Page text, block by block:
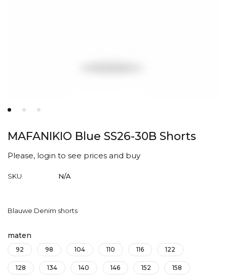
MAFANIKIO Blue SS26-30B Shorts
Please, login to see prices and buy
SKU N/A
Blauwe Denim shorts
maten
92 98 104 110 116 122
128 134 140 146 152 158